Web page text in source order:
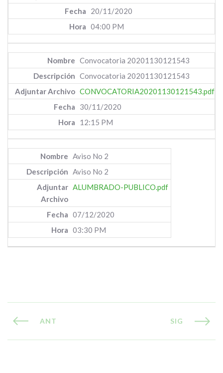
20/11/2020
04:00 PM
Convocatoria 20201130121543
Convocatoria 20201130121543
CONVOCATORIA20201130121543.pdf
30/11/2020
12:15 PM
Aviso No 2
Aviso No 2
ALUMBRADO-PUBLICO.pdf
07/12/2020
03:30 PM
ANT SIG